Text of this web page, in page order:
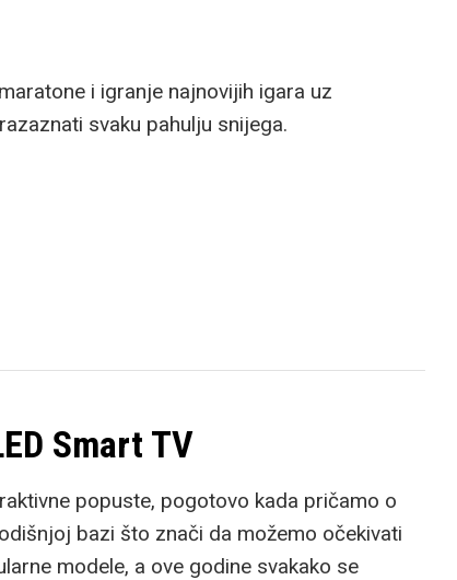
i igranje najnovijih igara uz
svaku pahulju snijega.
Smart TV
popuste, pogotovo kada pričamo o
bazi što znači da možemo očekivati
modele, a ove godine svakako se